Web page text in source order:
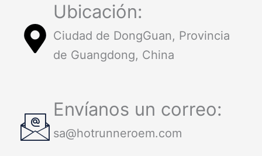
Ubicación:
Ciudad de DongGuan, Provincia
de Guangdong, China
Envíanos un correo:
sa@hotrunneroem.com